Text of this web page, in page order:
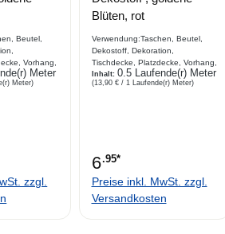
Beutel,
Vorhang,
Meter
Meter)
zzgl.
Blüten, rot
Verwendung:Taschen, Beutel,
Dekostoff, Dekoration,
Tischdecke, Platzdecke, Vorhang,
Stuhl,
SofaabdeckungBeschreibungbed
Inhalt: 0.5 Laufende(r) Meter
(13,90 € / 1 Laufende(r) Meter)
6.95*
Preise inkl. MwSt. zzgl.
Versandkosten